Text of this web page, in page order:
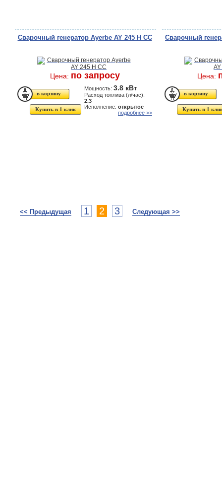
Сварочный генератор Ayerbe AY 245 H CC
Цена: по запросу
Купить в 1 клик
Мощность: 3.8 кВт
Расход топлива (л/час):
2.3
Исполнение: открытое
подробнее >>
Сварочный
Цена:
Купить в 1
<< Предыдущая 1 2 3 Следующая >>